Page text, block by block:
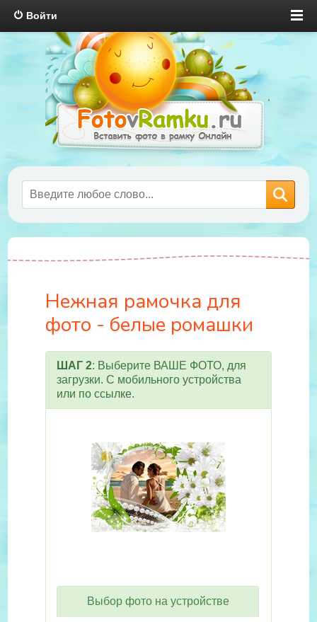
Войти
Нежная рамочка для
фото - белые ромашки
ШАГ 2: Выберите ВАШЕ ФОТО, для
загрузки. С мобильного устройства
или по ссылке.
Выбор фото на устройстве